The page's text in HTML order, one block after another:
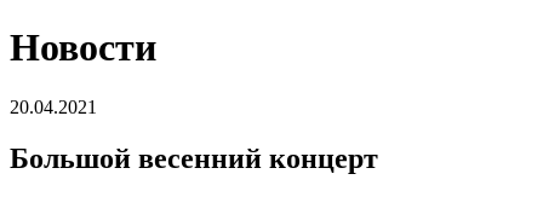
Новости
20.04.2021
Большой весенний концерт